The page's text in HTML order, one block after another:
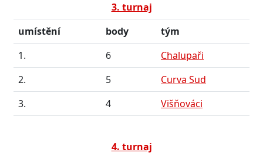
3. turnaj
umístění
body
tým
1.
6
Chalupaři
2.
5
Curva Sud
3.
4 Višňováci
4. turnaj